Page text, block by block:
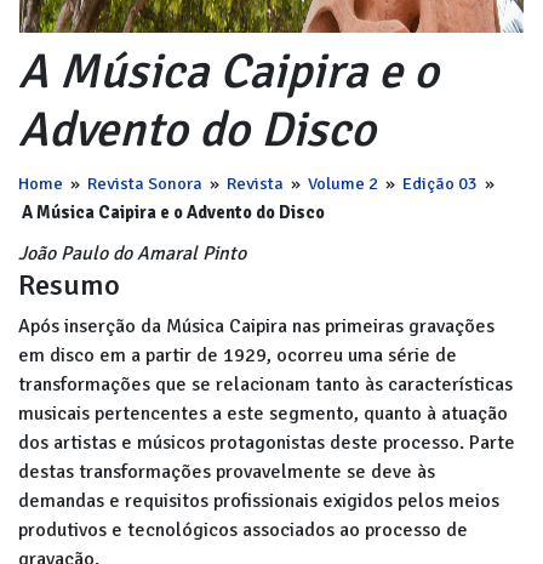
A Música Caipira e o
Advento do Disco
Home » Revista Sonora » Revista » Volume 2 » Edição 03 »
A Música Caipira e o Advento do Disco
João Paulo do Amaral Pinto
Resumo
Após inserção da Música Caipira nas primeiras gravações
em disco em a partir de 1929, ocorreu uma série de
transformações que se relacionam tanto às características
musicais pertencentes a este segmento, quanto à atuação
dos artistas e músicos protagonistas deste processo. Parte
destas transformações provavelmente se deve às
demandas e requisitos profissionais exigidos pelos meios
produtivos e tecnológicos associados ao processo de
gravação.